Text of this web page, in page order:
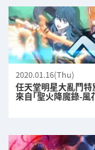
2020.01.16(Thu)
任天堂明星大亂鬥特
來自「聖火降魔錄-風